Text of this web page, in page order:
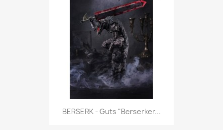
BERSERK - Guts "Berserker...